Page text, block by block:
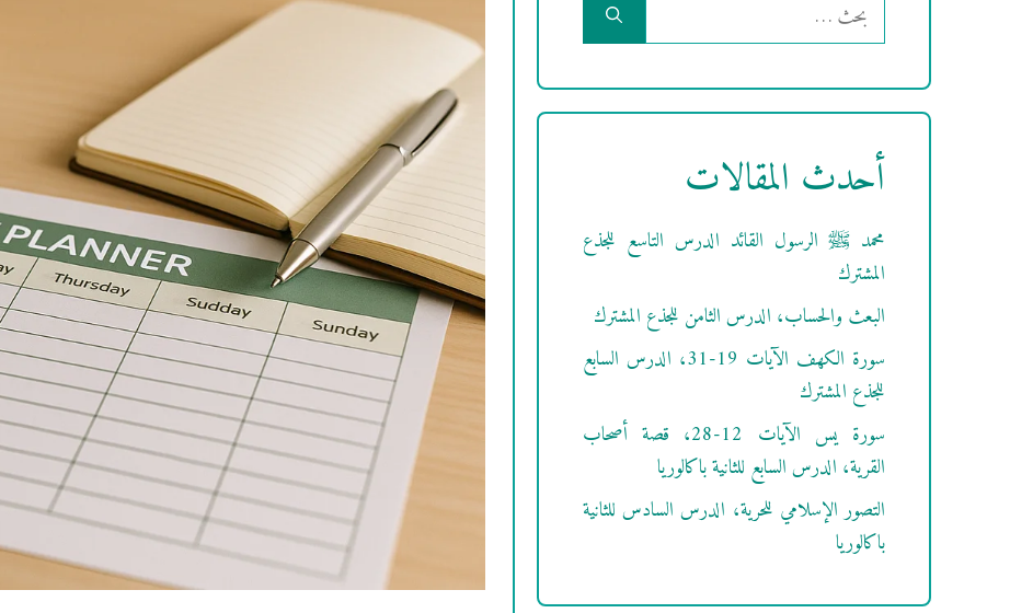
عن:
أحدث المقالات
محمد ﷺ الرسول القائد الدرس التاسع للجذع
المشترك
البعث والحساب، الدرس الثامن للجذع المشترك
سورة الكهف الآيات 19-31، الدرس السابع
للجذع المشترك
سورة يس الآيات 12-28، قصة أصحاب
القرية، الدرس السابع للثانية باكالوريا
التصور الإسلامي للحرية، الدرس السادس للثانية
باكالوريا